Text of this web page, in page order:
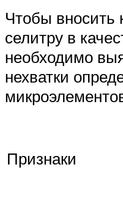
Чтобы вносить
селитру в
необходимо
нехватки
Признаки